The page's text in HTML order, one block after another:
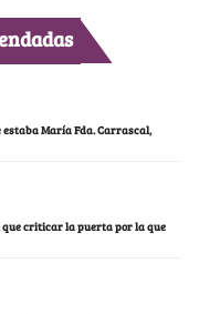
María Fda. Carrascal,
que criticar la puerta por la que